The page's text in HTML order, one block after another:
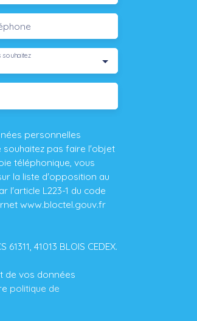
souhaitez
personnelles
souhaitez pas faire l'objet
téléphonique, vous
la liste d'opposition au
l'article L223-1 du code
www.bloctel.gouv.fr
41013 BLOIS CEDEX.
de vos données
politique de